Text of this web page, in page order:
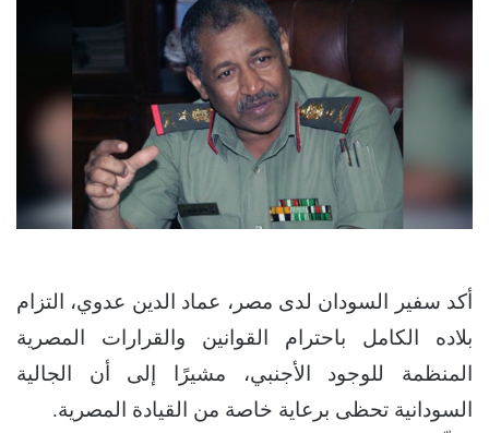
أكد سفير السودان لدى مصر، عماد الدين عدوي، التزام
بلاده الكامل باحترام القوانين والقرارات المصرية
المنظمة للوجود الأجنبي، مشيرًا إلى أن الجالية
السودانية تحظى برعاية خاصة من القيادة المصرية.